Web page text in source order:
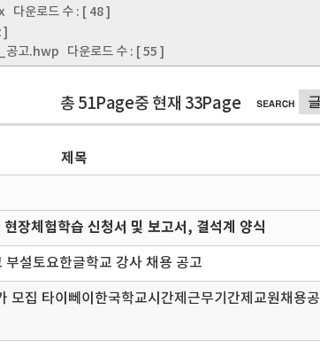
다운로드 수 : [ 48 ]
공고.hwp 다운로드 수 : [ 55 ]
총 51Page중 현재 33Page
제목
장체험학습 신청서 및 보고서, 결석계 양식
설토요한글학교 강사 채용 공고
모집 타이뻬이한국학교시간제근무기간제교원채용공